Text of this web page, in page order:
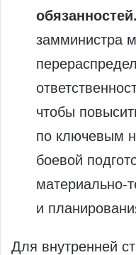
обязанностей.
замминистра
чтобы
по ключевым
боевой
и
Для внутренней